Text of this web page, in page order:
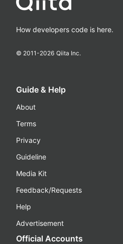
How developers code is here.
© 2011-2026 Qiita Inc.
Guide & Help
About
Terms
Privacy
Guideline
Media Kit
Feedback/Requests
Help
Advertisement
Official Accounts